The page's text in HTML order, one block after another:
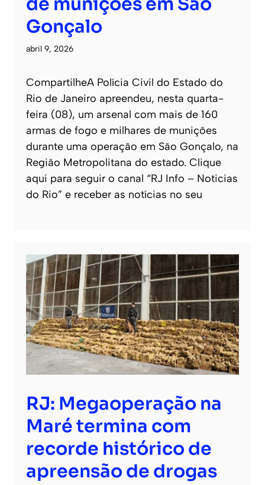
Gonçalo
abril 9, 2026
CompartilheA Polícia Civil do Estado do
Rio de Janeiro apreendeu, nesta quarta-
feira (08), um arsenal com mais de 160
armas de fogo e milhares de munições
durante uma operação em São Gonçalo, na
Região Metropolitana do estado. Clique
aqui para seguir o canal “RJ Info – Noticias
do Rio” e receber as notícias no seu
RJ: Megaoperação na
Maré termina com
recorde histórico de
apreensão de drogas